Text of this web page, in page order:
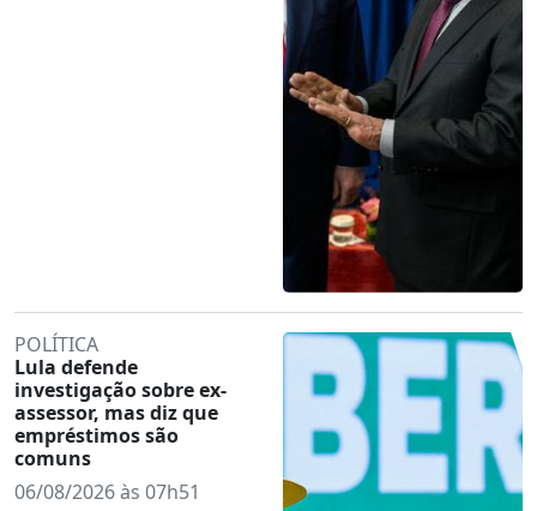
POLÍTICA
Lula defende
investigação sobre ex-
assessor, mas diz que
empréstimos são
comuns
06/08/2026 às 07h51